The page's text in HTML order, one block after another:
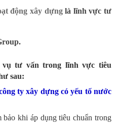
động xây dựnglà lĩnh vực tư
tư vấn trong lĩnh vực tiêu
sau:
ty xây dựng có yếu tố nước
khi áp dụng tiêu chuẩn trong